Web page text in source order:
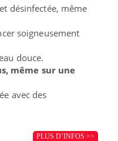
désinfectée, même
soigneusement
douce.
même sur une
avec des
PLUS D’INFOS >>